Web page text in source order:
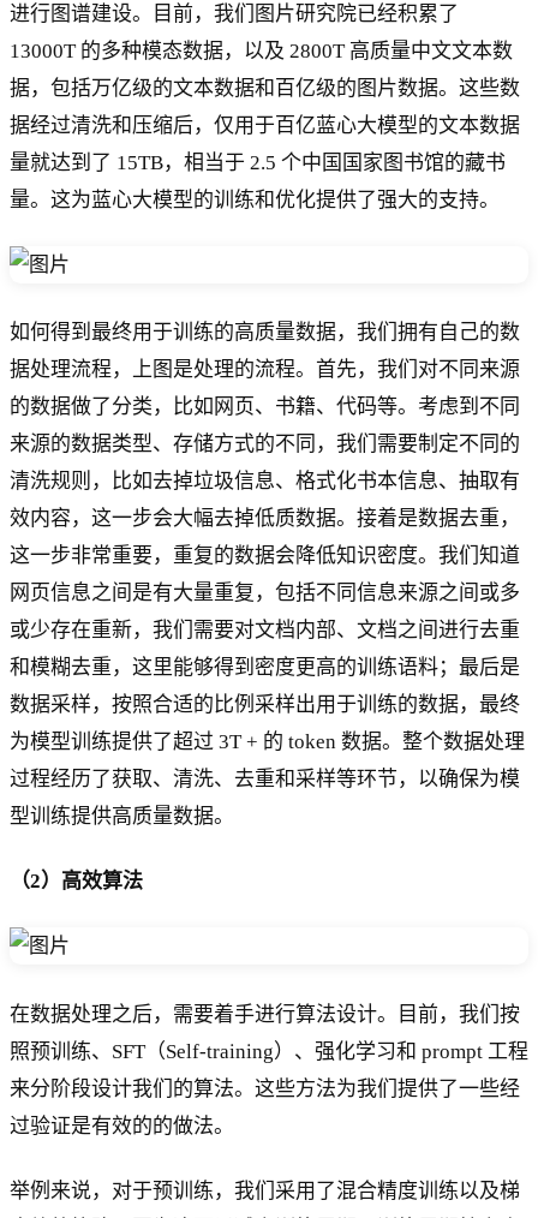
进行图谱建设。目前，我们图片研究院已经积累了
13000T 的多种模态数据，以及 2800T 高质量中文文本数
据，包括万亿级的文本数据和百亿级的图片数据。这些数
据经过清洗和压缩后，仅用于百亿蓝心大模型的文本数据
量就达到了 15TB，相当于 2.5 个中国国家图书馆的藏书
量。这为蓝心大模型的训练和优化提供了强大的支持。
如何得到最终用于训练的高质量数据，我们拥有自己的数
据处理流程，上图是处理的流程。首先，我们对不同来源
的数据做了分类，比如网页、书籍、代码等。考虑到不同
来源的数据类型、存储方式的不同，我们需要制定不同的
清洗规则，比如去掉垃圾信息、格式化书本信息、抽取有
效内容，这一步会大幅去掉低质数据。接着是数据去重，
这一步非常重要，重复的数据会降低知识密度。我们知道
网页信息之间是有大量重复，包括不同信息来源之间或多
或少存在重新，我们需要对文档内部、文档之间进行去重
和模糊去重，这里能够得到密度更高的训练语料；最后是
数据采样，按照合适的比例采样出用于训练的数据，最终
为模型训练提供了超过 3T + 的 token 数据。整个数据处理
过程经历了获取、清洗、去重和采样等环节，以确保为模
型训练提供高质量数据。
（2）高效算法
在数据处理之后，需要着手进行算法设计。目前，我们按
照预训练、SFT（Self-training）、强化学习和 prompt 工程
来分阶段设计我们的算法。这些方法为我们提供了一些经
过验证是有效的的做法。
举例来说，对于预训练，我们采用了混合精度训练以及梯